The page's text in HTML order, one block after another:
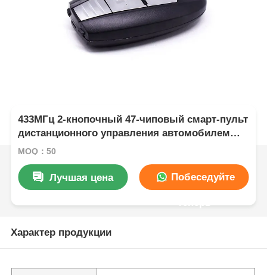
433МГц 2-кнопочный 47-чиповый смарт-пульт
дистанционного управления автомобилем
2013DJ1464
MOQ：50
Лучшая цена Побеседуйте
Характер продукции